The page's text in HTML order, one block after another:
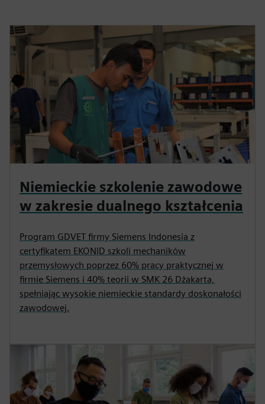
Niemieckie szkolenie zawodowe
w zakresie dualnego kształcenia
Program GDVET firmy Siemens Indonesia z
certyfikatem EKONID szkoli mechaników
przemysłowych poprzez 60% pracy praktycznej w
firmie Siemens i 40% teorii w SMK 26 Dżakarta,
spełniając wysokie niemieckie standardy doskonałości
zawodowej.